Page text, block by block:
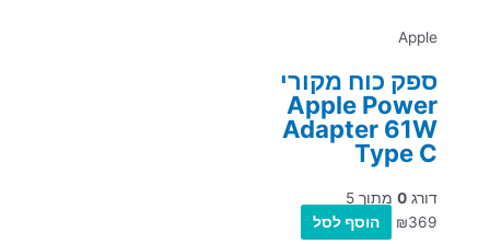
Apple
ספק כוח מקורי
Apple Power
Adapter 61W
Type C
דורג 0 מתוך 5
₪369 הוסף לסל